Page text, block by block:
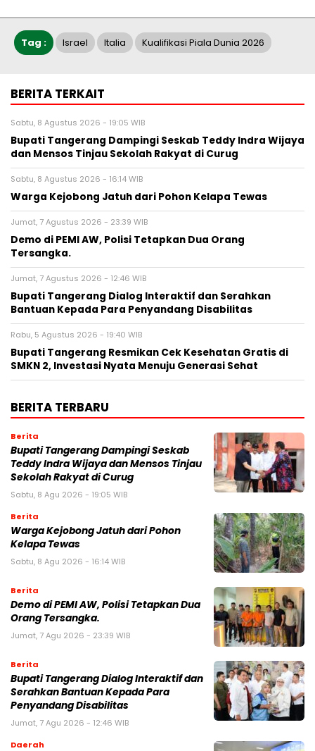
Tag : Israel Italia Kualifikasi Piala Dunia 2026
BERITA TERKAIT
Sabtu, 8 Agustus 2026 - 19:05 WIB
Bupati Tangerang Dampingi Seskab Teddy Indra Wijaya
dan Mensos Tinjau Sekolah Rakyat di Curug
Sabtu, 8 Agustus 2026 - 16:14 WIB
Warga Kejobong Jatuh dari Pohon Kelapa Tewas
Jumat, 7 Agustus 2026 - 23:39 WIB
Demo di PEMI AW, Polisi Tetapkan Dua Orang
Tersangka.
Jumat, 7 Agustus 2026 - 12:46 WIB
Bupati Tangerang Dialog Interaktif dan Serahkan
Bantuan Kepada Para Penyandang Disabilitas
Rabu, 5 Agustus 2026 - 19:40 WIB
‎Bupati Tangerang Resmikan Cek Kesehatan Gratis di
SMKN 2, Investasi Nyata Menuju Generasi Sehat
BERITA TERBARU
Berita
Bupati Tangerang Dampingi Seskab
Teddy Indra Wijaya dan Mensos Tinjau
Sekolah Rakyat di Curug
Sabtu, 8 Agu 2026 - 19:05 WIB
Berita
Warga Kejobong Jatuh dari Pohon
Kelapa Tewas
Sabtu, 8 Agu 2026 - 16:14 WIB
Berita
Demo di PEMI AW, Polisi Tetapkan Dua
Orang Tersangka.
Jumat, 7 Agu 2026 - 23:39 WIB
Berita
Bupati Tangerang Dialog Interaktif dan
Serahkan Bantuan Kepada Para
Penyandang Disabilitas
Jumat, 7 Agu 2026 - 12:46 WIB
Daerah